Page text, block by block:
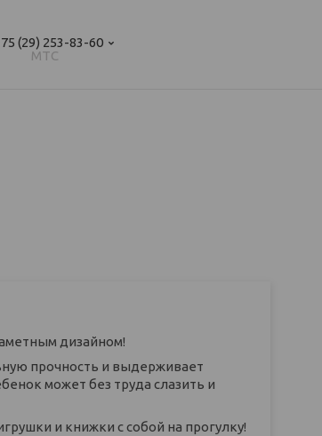
(29) 253-83-60
МТС
дизайном!
прочность и выдерживает
может без труда слазить и
и книжки с собой на прогулку!